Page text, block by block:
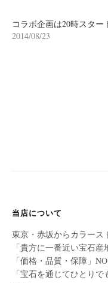
コラボ企画は20時スター
2014/08/23
当店について
東京・赤坂からカラース
「貴方に一番近い宝石
「価格・品質・保障」
「宝石を通じてひとりで